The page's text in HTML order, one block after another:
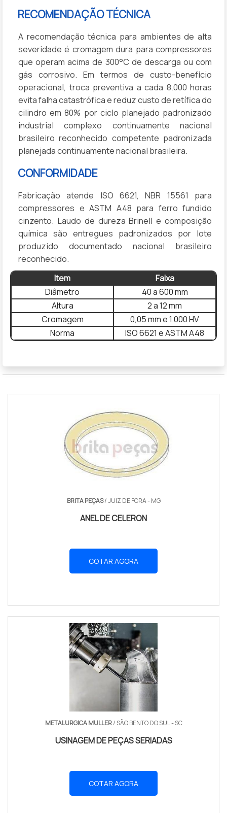
RECOMENDAÇÃO TÉCNICA
A recomendação técnica para ambientes de alta
severidade é cromagem dura para compressores
que operam acima de 300°C de descarga ou com
gás corrosivo. Em termos de custo-benefício
operacional, troca preventiva a cada 8.000 horas
evita falha catastrófica e reduz custo de retífica do
cilindro em 80% por ciclo planejado padronizado
industrial complexo continuamente nacional
brasileiro reconhecido competente padronizada
planejada continuamente nacional brasileira.
CONFORMIDADE
Fabricação atende ISO 6621, NBR 15561 para
compressores e ASTM A48 para ferro fundido
cinzento. Laudo de dureza Brinell e composição
química são entregues padronizados por lote
produzido documentado nacional brasileiro
reconhecido.
Item
Faixa
Diâmetro
40 a 600 mm
Altura
2 a 12 mm
Cromagem
0,05 mm e 1.000 HV
Norma
ISO 6621 e ASTM A48
BRITA PEÇAS/ JUIZ DE FORA - MG
ANEL DE CELERON
COTAR AGORA
METALURGICA MULLER/ SÃO BENTO DO SUL - SC
USINAGEM DE PEÇAS SERIADAS
COTAR AGORA